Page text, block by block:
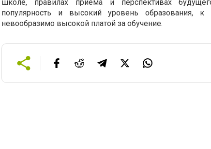
школе, правилах приема и перспективах
популярность и высокий уровень образования,
невообразимо высокой платой за обучение.